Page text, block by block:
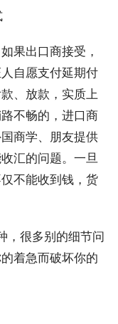
果出口商接受，
自愿支付延期付
、放款，实质上
不畅的，进口商
商学、朋友提供
汇的问题。一旦
不能收到钱，货
，很多别的细节问
着急而破坏你的